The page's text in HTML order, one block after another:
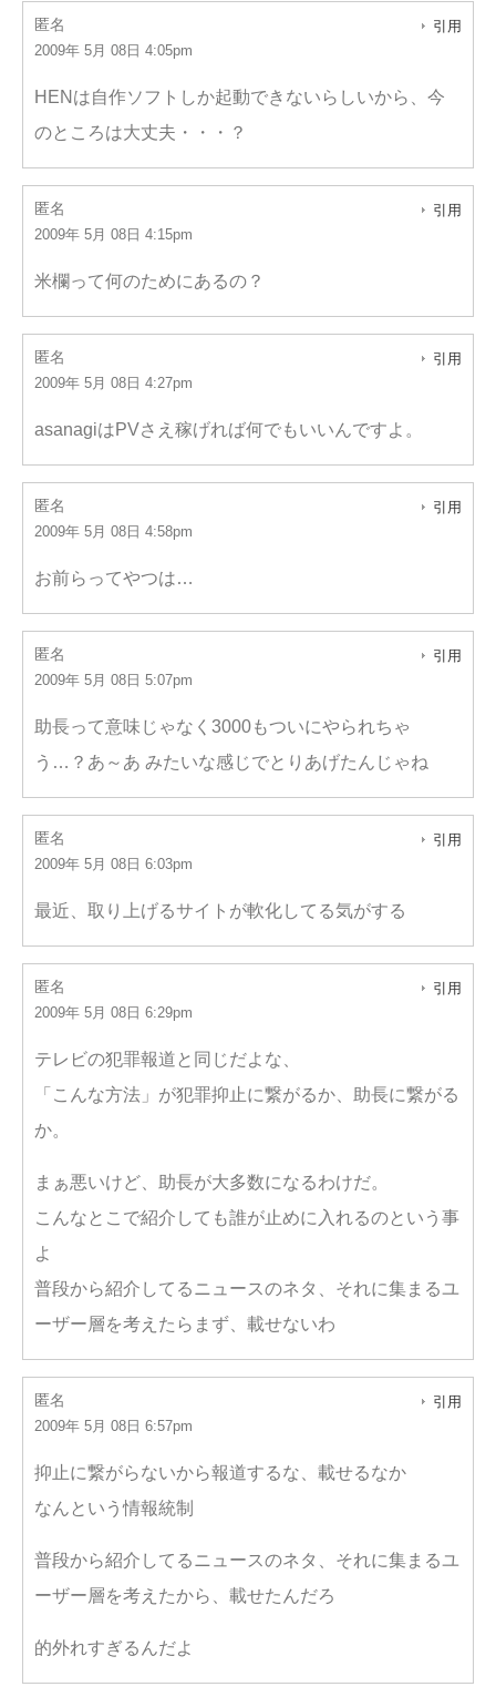
匿名
2009年 5月 08日 4:05pm
引用
HENは自作ソフトしか起動できないらしいから、今
のところは大丈夫・・・？
匿名
2009年 5月 08日 4:15pm
引用
米欄って何のためにあるの？
匿名
2009年 5月 08日 4:27pm
引用
asanagiはPVさえ稼げれば何でもいいんですよ。
匿名
2009年 5月 08日 4:58pm
引用
お前らってやつは…
匿名
2009年 5月 08日 5:07pm
引用
助長って意味じゃなく3000もついにやられちゃ
う…？あ～あ みたいな感じでとりあげたんじゃね
匿名
2009年 5月 08日 6:03pm
引用
最近、取り上げるサイトが軟化してる気がする
匿名
2009年 5月 08日 6:29pm
引用
テレビの犯罪報道と同じだよな、
「こんな方法」が犯罪抑止に繋がるか、助長に繋がる
か。
まぁ悪いけど、助長が大多数になるわけだ。
こんなとこで紹介しても誰が止めに入れるのという事
よ
普段から紹介してるニュースのネタ、それに集まるユ
ーザー層を考えたらまず、載せないわ
匿名
2009年 5月 08日 6:57pm
引用
抑止に繋がらないから報道するな、載せるなか
なんという情報統制
普段から紹介してるニュースのネタ、それに集まるユ
ーザー層を考えたから、載せたんだろ
的外れすぎるんだよ